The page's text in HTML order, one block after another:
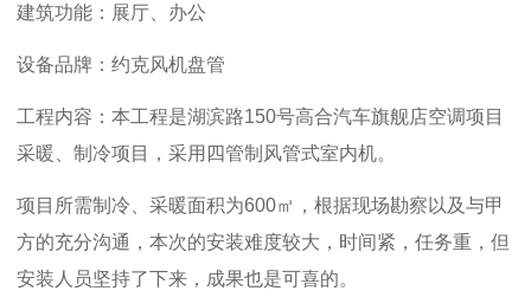
建筑功能：展厅、办公
设备品牌：约克风机盘管
工程内容：本工程是湖滨路150号高合汽车旗舰店空调项目
采暖、制冷项目，采用四管制风管式室内机。
项目所需制冷、采暖面积为600㎡，根据现场勘察以及与甲
方的充分沟通，本次的安装难度较大，时间紧，任务重，但
安装人员坚持了下来，成果也是可喜的。